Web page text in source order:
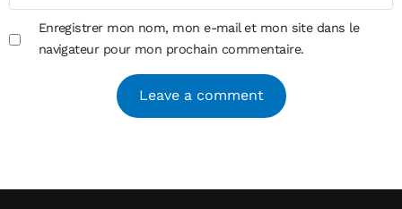
Enregistrer mon nom, mon e-mail et mon site dans le
navigateur pour mon prochain commentaire.